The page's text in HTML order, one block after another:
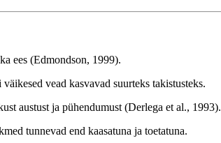
ees (Edmondson, 1999).
vead kasvavad suurteks takistusteks.
austust ja pühendumust (Derlega et al., 1993).
tunnevad end kaasatuna ja toetatuna.